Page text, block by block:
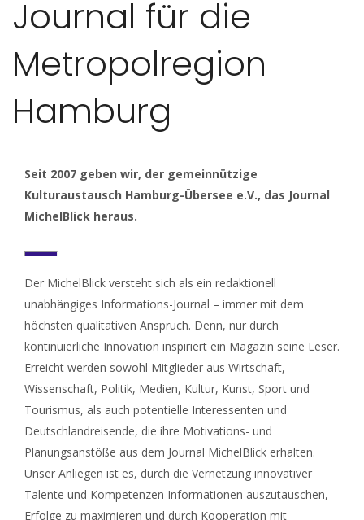
Journal für die
Metropolregion
Hamburg
Seit 2007 geben wir, der gemeinnützige
Kulturaustausch Hamburg-Übersee e.V., das Journal
MichelBlick heraus.
Der MichelBlick versteht sich als ein redaktionell
unabhängiges Informations-Journal – immer mit dem
höchsten qualitativen Anspruch. Denn, nur durch
kontinuierliche Innovation inspiriert ein Magazin seine Leser.
Erreicht werden sowohl Mitglieder aus Wirtschaft,
Wissenschaft, Politik, Medien, Kultur, Kunst, Sport und
Tourismus, als auch potentielle Interessenten und
Deutschlandreisende, die ihre Motivations- und
Planungsanstöße aus dem Journal MichelBlick erhalten.
Unser Anliegen ist es, durch die Vernetzung innovativer
Talente und Kompetenzen Informationen auszutauschen,
Erfolge zu maximieren und durch Kooperation mit